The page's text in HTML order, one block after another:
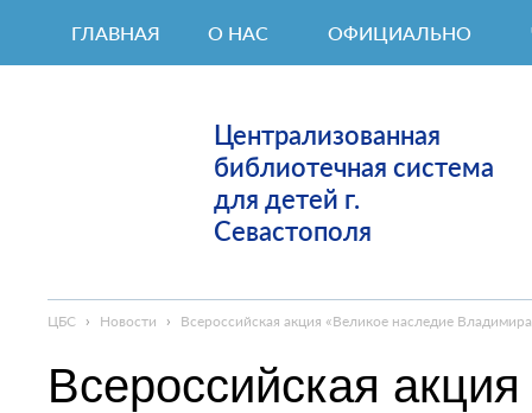
ГЛАВНАЯ О НАС ОФИЦИАЛЬНО
Централизованная
библиотечная система
для детей г.
Севастополя
ЦБС › Новости › Всероссийская акция «Великое наследие
Всероссийская